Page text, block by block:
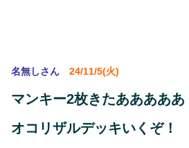
名無しさん 24/11/5(火)
マンキー2枚きたあああああ
オコリザルデッキいくぞ！